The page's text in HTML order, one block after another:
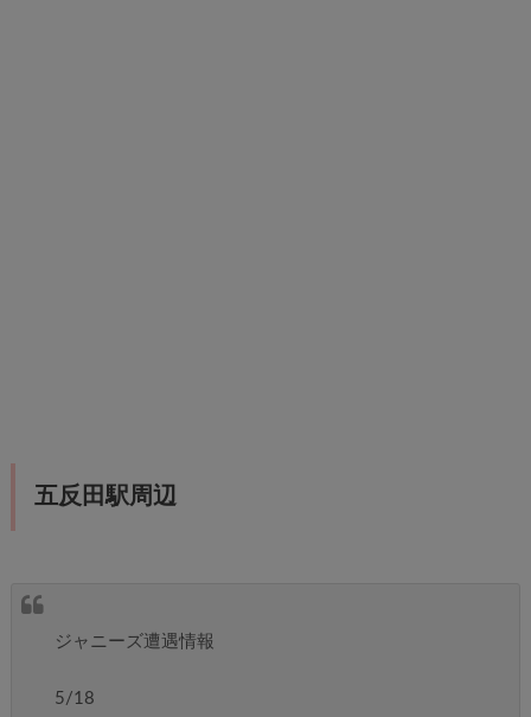
五反田駅周辺
ジャニーズ遭遇情報
5/18